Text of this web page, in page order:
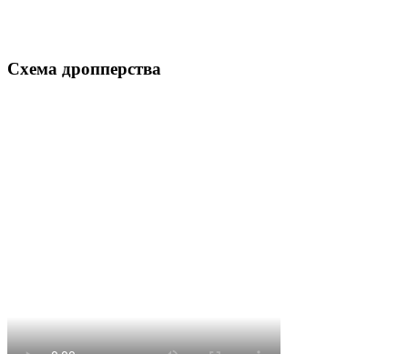
Схема дропперства